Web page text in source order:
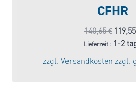
CFHR
140,65€
Preis
war:
140,65 €
119,55
Lieferzeit : 1-2
zzgl. Versandkosten zzgl.